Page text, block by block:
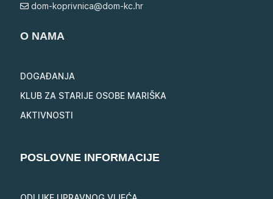
dom-koprivnica@dom-kc.hr
O NAMA
DOGAĐANJA
KLUB ZA STARIJE OSOBE MARIŠKA
AKTIVNOSTI
POSLOVNE INFORMACIJE